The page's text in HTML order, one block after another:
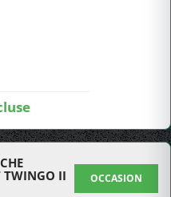
TWINGO II
OCCASION